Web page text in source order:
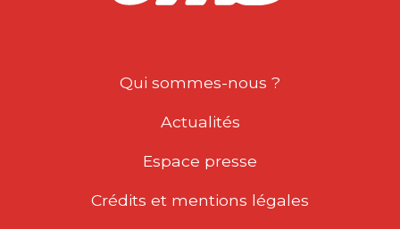
Qui sommes-nous ?
Actualités
Espace presse
Crédits et mentions légales